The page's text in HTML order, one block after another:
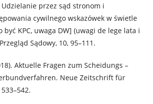
Udzielanie przez sąd stronom i
cywilnego wskazówek w świetle
być KPC, uwaga DW] (uwagi de lege lata i
Sądowy, 10, 95–111.
Aktuelle Fragen zum Scheidungs –
Neue Zeitschrift für